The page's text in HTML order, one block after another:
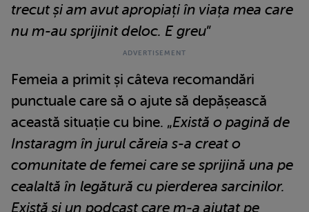
trecut și am avut apropiați în viața mea care
nu m-au sprijinit deloc. E greu”
Femeia a primit și câteva recomandări
punctuale care să o ajute să depășească
această situație cu bine. „Există o pagină de
Instaragm în jurul căreia s-a creat o
comunitate de femei care se sprijină una pe
cealaltă în legătură cu pierderea sarcinilor.
Există și un podcast care m-a ajutat pe